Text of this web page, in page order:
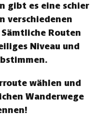
gibt es eine schier
verschiedenen
Routen
Niveau und
wählen und
Wanderwege